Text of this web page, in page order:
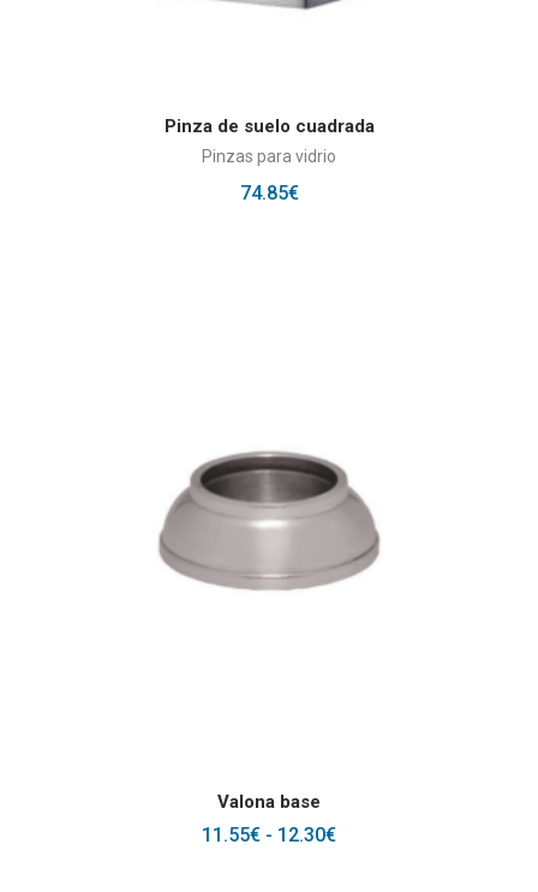
AÑADIR AL CARRITO
Pinza de suelo cuadrada
Pinzas para vidrio
74.85€
SELECCIONAR OPCIONES
Valona base
11.55€ - 12.30€RANGO